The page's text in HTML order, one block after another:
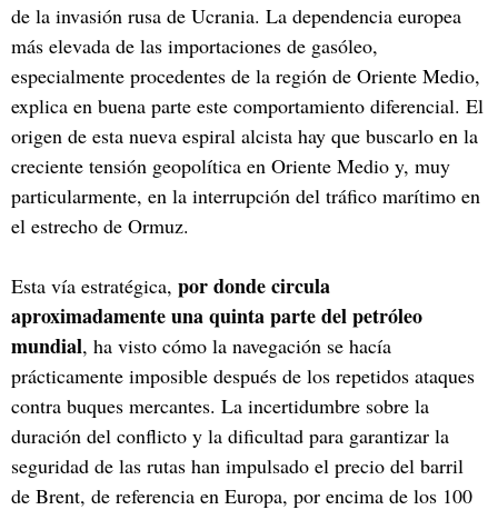
de la invasión rusa de Ucrania. La dependencia europea
más elevada de las importaciones de gasóleo,
especialmente procedentes de la región de Oriente Medio,
explica en buena parte este comportamiento diferencial. El
origen de esta nueva espiral alcista hay que buscarlo en la
creciente tensión geopolítica en Oriente Medio y, muy
particularmente, en la interrupción del tráfico marítimo en
el estrecho de Ormuz.
Esta vía estratégica, por donde circula
aproximadamente una quinta parte del petróleo
mundial, ha visto cómo la navegación se hacía
prácticamente imposible después de los repetidos ataques
contra buques mercantes. La incertidumbre sobre la
duración del conflicto y la dificultad para garantizar la
seguridad de las rutas han impulsado el precio del barril
de Brent, de referencia en Europa, por encima de los 100